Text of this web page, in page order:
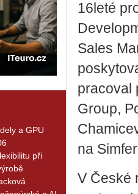
a GPU
při
16leté
Sales
pracoval
Group,
na
V České